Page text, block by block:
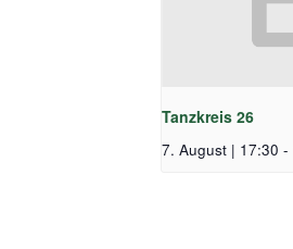
Tanzkreis 26
7. August | 17:30 -